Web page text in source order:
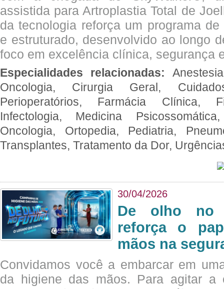
assistida para Artroplastia Total de
da tecnologia reforça um programa
e estruturado, desenvolvido ao longo
foco em excelência clínica, segurança
Especialidades relacionadas:
Oncologia, Cirurgia Geral,
Perioperatórios, Farmácia Clínica,
Infectologia, Medicina
Oncologia, Ortopedia, Pediatria,
Transplantes, Tratamento da Dor,
30/04/2026
De olho no
reforça o
mãos na
Convidamos você a embarcar em
da higiene das mãos. Para agitar a